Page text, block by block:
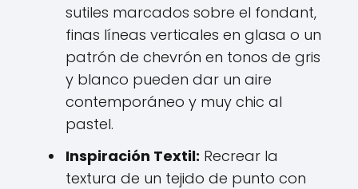
sutiles marcados sobre el fondant,
finas líneas verticales en glasa o un
patrón de chevrón en tonos de gris
y blanco pueden dar un aire
contemporáneo y muy chic al
pastel.
Inspiración Textil: Recrear la
textura de un tejido de punto con